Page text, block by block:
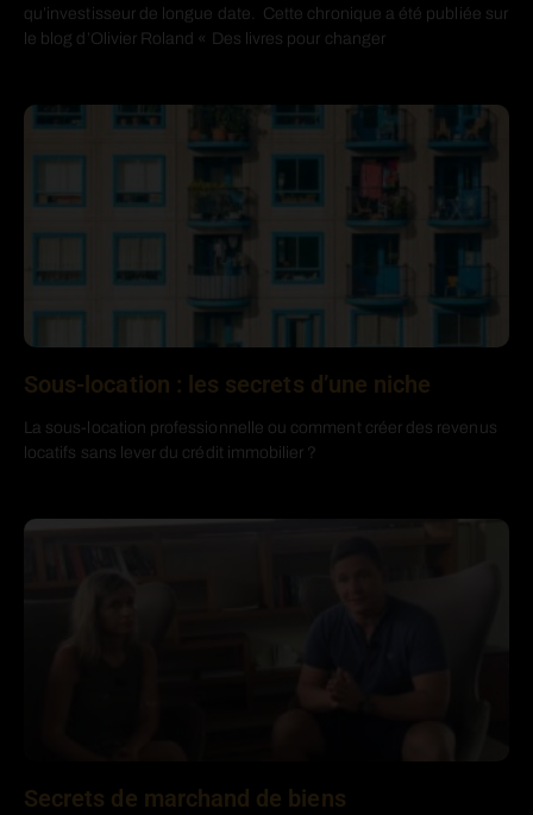
qu’investisseur de longue date. Cette chronique a été publiée sur
le blog d’Olivier Roland « Des livres pour changer
Sous-location : les secrets d’une niche
La sous-location professionnelle ou comment créer des revenus
locatifs sans lever du crédit immobilier ?
Secrets de marchand de biens